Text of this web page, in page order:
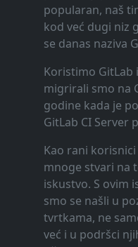
popularan, naš
kod već dugi niz
se danas naziva
Koristimo GitLab
migrirali smo na
godine kada je
GitLab CI Server
Kao rani
mnoge stvari na
iskustvo. S ovim
smo se našli u
tvrtkama, ne
već i u podršci